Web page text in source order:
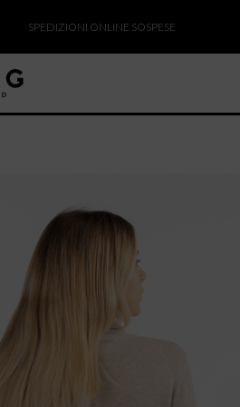
SPEDIZIONI ONLINE SOSPESE